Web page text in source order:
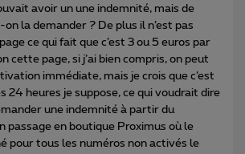
avoir un une indemnité, mais de
la demander ? De plus il n’est pas
ce qui fait que c’est 3 ou 5 euros par
cette page, si j’ai bien compris, on peut
immédiate, mais je crois que c’est
24 heures je suppose, ce qui voudrait dire
une indemnité à partir du
passage en boutique Proximus où le
pour tous les numéros non activés le